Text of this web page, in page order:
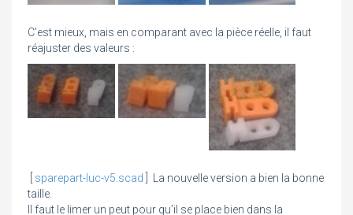
C’est mieux, mais en comparant avec la pièce réelle, il faut
réajuster des valeurs :
sparepart-luc-v5.scad ] La nouvelle version a bien la bonne
taille.
Il faut le limer un peut pour qu’il se place bien dans la